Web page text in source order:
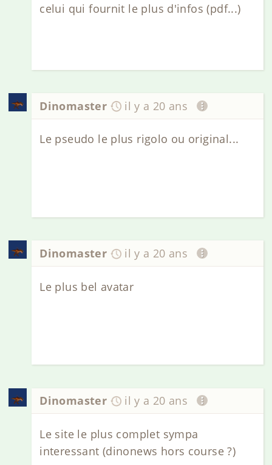
celui qui fournit le plus d'infos (pdf...)
Dinomaster il y a 20 ans
Le pseudo le plus rigolo ou original...
Dinomaster il y a 20 ans
Le plus bel avatar
Dinomaster il y a 20 ans
Le site le plus complet sympa
interessant (dinonews hors course ?)